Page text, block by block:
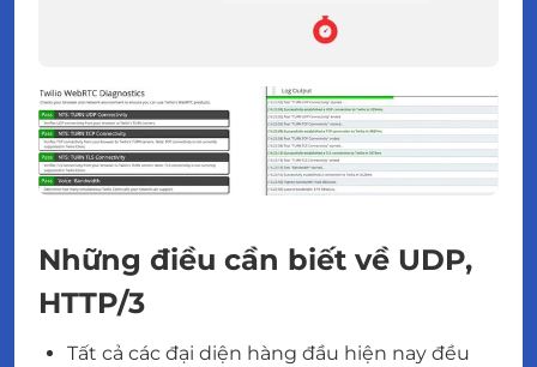
Những điều cần biết về UDP,
HTTP/3
Tất cả các đại diện hàng đầu hiện nay đều